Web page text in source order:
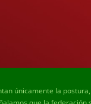
únicamente la